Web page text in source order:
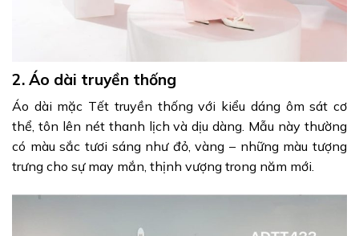
2. Áo dài truyền thống
Áo dài mặc Tết truyền thống với kiểu dáng ôm sát cơ
thể, tôn lên nét thanh lịch và dịu dàng. Mẫu này thường
có màu sắc tươi sáng như đỏ, vàng – những màu tượng
trưng cho sự may mắn, thịnh vượng trong năm mới.